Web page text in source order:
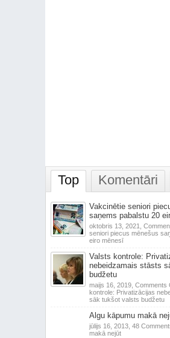
Top Komentāri
Vakcinētie seniori
saņems pabalstu 20
oktobris 13, 2021,
seniori piecus mēnešus
eiro mēnesī
Valsts kontrole:
nebeidzamais stāsts
budžetu
maijs 16, 2019, Comments
kontrole: Privatizācijas
sāk tukšot valsts budžetu
Algu kāpumu makā
jūlijs 16, 2013, 48
makā nejūt